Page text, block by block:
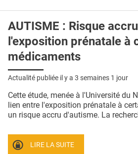
AUTISME : Risque
l'exposition prénatale à
médicaments
Actualité publiée il y a 3 semaines 1 jour
Cette étude, menée à l'Université du
lien entre l'exposition prénatale à
un risque accru d'autisme. La
LIRE LA SUITE